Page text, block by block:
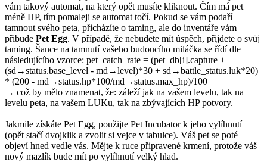
vám takový automat, na který opět musíte kliknout. Čím má pet
méně HP, tím pomaleji se automat točí. Pokud se vám podaří
tamnout svého peta, přicházíte o taming, ale do inventáře vám
přibude Pet Egg. V případě, že nebudete mít úspěch, přijdete o svůj
taming. Šance na tamnutí vašeho budoucího miláčka se řídí dle
následujícího vzorce: pet_catch_rate = (pet_db[i].capture +
(sd→status.base_level - md→level)*30 + sd→battle_status.luk*20)
* (200 - md→status.hp*100/md→status.max_hp)/100
→ což by mělo znamenat, že: záleží jak na vašem levelu, tak na
levelu peta, na vašem LUKu, tak na zbývajících HP potvory.
Jakmile získáte Pet Egg, použijte Pet Incubator k jeho vylíhnutí
(opět stačí dvojklik a zvolit si vejce v tabulce). Váš pet se poté
objeví hned vedle vás. Mějte k ruce připravené krmení, protože váš
nový mazlík bude mít po vylíhnutí velký hlad.